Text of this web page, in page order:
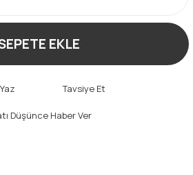
EKLE
Tavsiye Et
Düşünce Haber Ver